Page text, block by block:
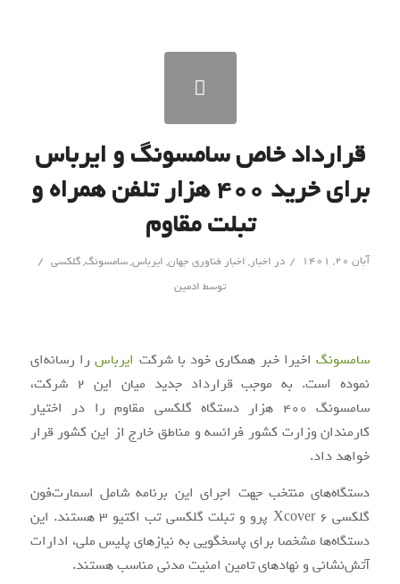
قرارداد خاص سامسونگ و ایرباس
برای خرید ۴۰۰ هزار تلفن همراه و
تبلت مقاوم
آبان ۲۰, ۱۴۰۱ / در اخبار, اخبار فناوری جهان, ایرباس,سامسونگ,گلکسی /
توسط ادمین
سامسونگاخیرا خبر همکاری خود با شرکت ایرباسرا رسانه‌ای
نموده است. به موجب قرارداد جدید میان این 2 شرکت،
سامسونگ 400 هزار دستگاه گلکسی مقاوم را در اختیار
کارمندان وزارت کشور فرانسه و مناطق خارج از این کشور قرار
خواهد داد.
دستگاه‌های منتخب جهت اجرای این برنامه شامل اسمارت‌فون
گلکسی Xcover 6 پرو و تبلت گلکسی تب اکتیو 3 هستند. این
دستگاه‌ها مشخصا برای پاسخگویی به نیازهای پلیس ملی، ادارات
آتش‌نشانی و نهادهای تامین امنیت مدنی مناسب هستند.